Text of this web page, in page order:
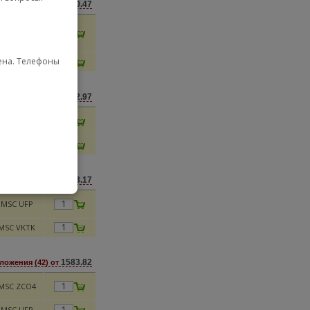
(45) от 1540.47
MSC ONE
1482.97
1603.17
MSC UFP
VKTK
(42) от 1583.82
ZCO4
Телефоны